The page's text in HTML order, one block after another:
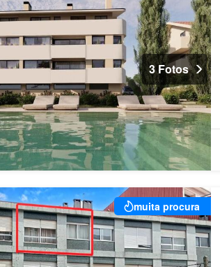
3 Fotos
muita procura